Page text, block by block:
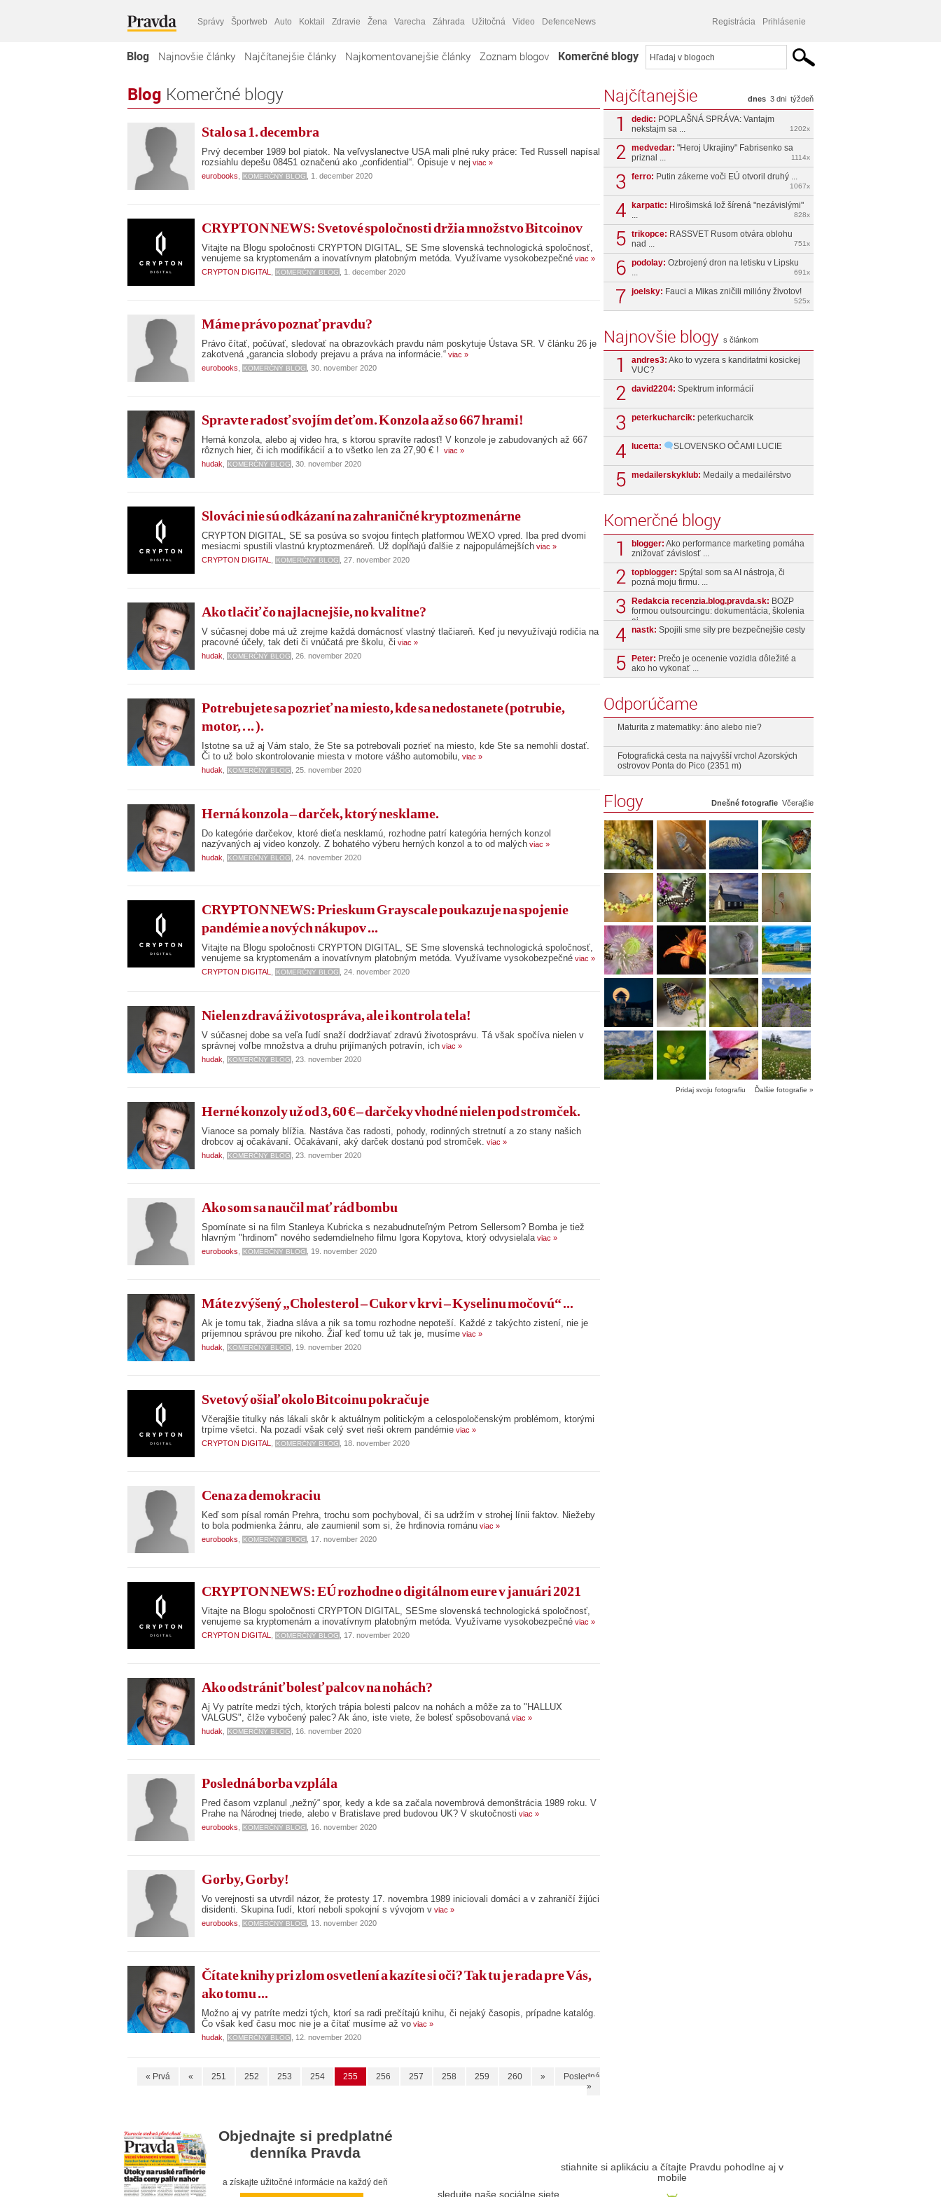
Správy Športweb Auto Koktail Zdravie Žena Varecha Záhrada Užitočná Video DefenceNews Registrácia Prihlásenie
Blog Najnovšie články Najčítanejšie články Najkomentovanejšie články Zoznam blogov Komerčné blogy
Blog Komerčné blogy
Stalo sa 1. decembra
Prvý december 1989 bol piatok. Na veľvyslanectve USA mali plné ruky práce: Ted Russell napísal
rozsiahlu depešu 08451 označenú ako „confidential“. Opisuje v nej viac »
eurobooks
KOMERČNÝ BLOG , 1. december 2020
CRYPTON NEWS: Svetové spoločnosti držia množstvo Bitcoinov
Vitajte na Blogu spoločnosti CRYPTON DIGITAL, SE Sme slovenská technologická spoločnosť,
venujeme sa kryptomenám a inovatívnym platobným metóda. Využívame vysokobezpečné viac »
CRYPTON DIGITAL
KOMERČNÝ BLOG , 1. december 2020
Máme právo poznať pravdu?
Právo čítať, počúvať, sledovať na obrazovkách pravdu nám poskytuje Ústava SR. V článku 26 je
zakotvená „garancia slobody prejavu a práva na informácie.“ viac »
eurobooks
KOMERČNÝ BLOG , 30. november 2020
Spravte radosť svojím deťom. Konzola až so 667 hrami!
Herná konzola, alebo aj video hra, s ktorou spravíte radosť! V konzole je zabudovaných až 667
rôznych hier, či ich modifikácií a to všetko len za 27,90 € !
viac »
hudak
KOMERČNÝ BLOG , 30. november 2020
Slováci nie sú odkázaní na zahraničné kryptozmenárne
CRYPTON DIGITAL, SE sa posúva so svojou fintech platformou WEXO vpred. Iba pred dvomi
mesiacmi spustili vlastnú kryptozmenáreň. Už dopĺňajú ďalšie z najpopulárnejších viac »
CRYPTON DIGITAL
KOMERČNÝ BLOG , 27. november 2020
Ako tlačiť čo najlacnejšie, no kvalitne?
V súčasnej dobe má už zrejme každá domácnosť vlastný tlačiareň. Keď ju nevyužívajú rodičia na
pracovné účely, tak deti či vnúčatá pre školu, či viac »
hudak
KOMERČNÝ BLOG , 26. november 2020
Potrebujete sa pozrieť na miesto, kde sa nedostanete (potrubie,
motor, . .. ).
Istotne sa už aj Vám stalo, že Ste sa potrebovali pozrieť na miesto, kde Ste sa nemohli dostať.
Či to už bolo skontrolovanie miesta v motore vášho automobilu, viac »
hudak
KOMERČNÝ BLOG , 25. november 2020
Herná konzola – darček, ktorý nesklame.
Do kategórie darčekov, ktoré dieťa nesklamú, rozhodne patrí kategória herných konzol
nazývaných aj video konzoly. Z bohatého výberu herných konzol a to od malých viac »
hudak
KOMERČNÝ BLOG , 24. november 2020
CRYPTON NEWS: Prieskum Grayscale poukazuje na spojenie
pandémie a nových nákupov ...
Vitajte na Blogu spoločnosti CRYPTON DIGITAL, SE Sme slovenská technologická spoločnosť,
venujeme sa kryptomenám a inovatívnym platobným metóda. Využívame vysokobezpečné viac »
CRYPTON DIGITAL
KOMERČNÝ BLOG , 24. november 2020
Nielen zdravá životospráva, ale i kontrola tela!
V súčasnej dobe sa veľa ľudí snaží dodržiavať zdravú životosprávu. Tá však spočíva nielen v
správnej voľbe množstva a druhu prijímaných potravín, ich viac »
hudak
KOMERČNÝ BLOG , 23. november 2020
Herné konzoly už od 3, 60 € – darčeky vhodné nielen pod stromček.
Vianoce sa pomaly blížia. Nastáva čas radosti, pohody, rodinných stretnutí a zo stany našich
drobcov aj očakávaní. Očakávaní, aký darček dostanú pod stromček. viac »
hudak
KOMERČNÝ BLOG , 23. november 2020
Ako som sa naučil mať rád bombu
Spomínate si na film Stanleya Kubricka s nezabudnuteľným Petrom Sellersom? Bomba je tiež
hlavným "hrdinom" nového sedemdielneho filmu Igora Kopytova, ktorý odvysielala viac »
eurobooks
KOMERČNÝ BLOG , 19. november 2020
Máte zvýšený „Cholesterol – Cukor v krvi – Kyselinu močovú“ ...
Ak je tomu tak, žiadna sláva a nik sa tomu rozhodne nepoteší. Každé z takýchto zistení, nie je
príjemnou správou pre nikoho. Žiaľ keď tomu už tak je, musíme viac »
hudak
KOMERČNÝ BLOG , 19. november 2020
Svetový ošiaľ okolo Bitcoinu pokračuje
Včerajšie titulky nás lákali skôr k aktuálnym politickým a celospoločenským problémom, ktorými
trpíme všetci. Na pozadí však celý svet rieši okrem pandémie viac »
CRYPTON DIGITAL
KOMERČNÝ BLOG , 18. november 2020
Cena za demokraciu
Keď som písal román Prehra, trochu som pochyboval, či sa udržím v strohej línii faktov. Niežeby
to bola podmienka žánru, ale zaumienil som si, že hrdinovia románu viac »
eurobooks
KOMERČNÝ BLOG , 17. november 2020
CRYPTON NEWS: EÚ rozhodne o digitálnom eure v januári 2021
Vitajte na Blogu spoločnosti CRYPTON DIGITAL, SESme slovenská technologická spoločnosť,
venujeme sa kryptomenám a inovatívnym platobným metóda. Využívame vysokobezpečné viac »
CRYPTON DIGITAL
KOMERČNÝ BLOG , 17. november 2020
Ako odstrániť bolesť palcov na nohách?
Aj Vy patríte medzi tých, ktorých trápia bolesti palcov na nohách a môže za to "HALLUX
VALGUS", čIže vybočený palec? Ak áno, iste viete, že bolesť spôsobovaná viac »
hudak
KOMERČNÝ BLOG , 16. november 2020
Posledná borba vzplála
Pred časom vzplanul „nežný“ spor, kedy a kde sa začala novembrová demonštrácia 1989 roku. V
Prahe na Národnej triede, alebo v Bratislave pred budovou UK? V skutočnosti viac »
eurobooks
KOMERČNÝ BLOG , 16. november 2020
Gorby, Gorby!
Vo verejnosti sa utvrdil názor, že protesty 17. novembra 1989 iniciovali domáci a v zahraničí žijúci
disidenti. Skupina ľudí, ktorí neboli spokojní s vývojom v viac »
eurobooks
KOMERČNÝ BLOG , 13. november 2020
Čítate knihy pri zlom osvetlení a kazíte si oči? Tak tu je rada pre Vás,
ako tomu ...
Možno aj vy patríte medzi tých, ktorí sa radi prečítajú knihu, či nejaký časopis, prípadne katalóg.
Čo však keď času moc nie je a čítať musíme až vo viac »
hudak
KOMERČNÝ BLOG , 12. november 2020
« Prvá « 251 252 253 254 255 256 257 258 259 260 »
Posledná
»
Najčítanejšie dnes 3 dni týždeň
dedic: POPLAŠNÁ SPRÁVA: Vantajm
nekstajm sa ...
1202x
medvedar: "Heroj Ukrajiny" Fabrisenko sa
priznal ...
1114x
ferro: Putin zákerne voči EÚ otvoril druhý ...
1067x
karpatic: Hirošimská lož šírená "nezávislými"
...
828x
trikopce: RASSVET Rusom otvára oblohu
nad ...
751x
podolay: Ozbrojený dron na letisku v Lipsku
...
691x
joelsky: Fauci a Mikas zničili milióny životov!
525x
Najnovšie blogy s článkom
andres3: Ako to vyzera s kanditatmi kosickej
VUC?
david2204: Spektrum informácií
peterkucharcik: peterkucharcik
lucetta: SLOVENSKO OČAMI LUCIE
medailerskyklub: Medaily a medailérstvo
Komerčné blogy
blogger: Ako performance marketing pomáha
znižovať závislosť ...
topblogger: Spýtal som sa AI nástroja, či
pozná moju firmu. ...
Redakcia recenzia.blog.pravda.sk: BOZP
formou outsourcingu: dokumentácia, školenia
aj ...
nastk: Spojili sme sily pre bezpečnejšie cesty
Peter: Prečo je ocenenie vozidla dôležité a
ako ho vykonať ...
Odporúčame
Maturita z matematiky: áno alebo nie?
Fotografická cesta na najvyšší vrchol Azorských
ostrovov Ponta do Pico (2351 m)
Flogy Dnešné fotografie Včerajšie
Pridaj svoju fotografiu Ďalšie fotografie »
Objednajte si predplatné
denníka Pravda
a získajte užitočné informácie na každý deň
sledujte naše sociálne siete
stiahnite si aplikáciu a čítajte Pravdu pohodlne aj v
mobile